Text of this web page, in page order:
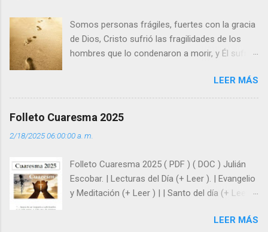
s
Somos personas frágiles, fuertes con la gracia
de Dios, Cristo sufrió las fragilidades de los
hombres que lo condenaron a morir, y Él sufrió
enseña Jesucristo? Que, si seguimos sus
huellas, sin ser superhombres, podemos
siempre está pendiente de nosotros. Amar es
y protegidos por nosotros. “ Señor, soy un
árbol sin frutos, pero tú me das la savia para
que al menos mis ramas y hojas den sombra
super hombre? - ¿Superas tu fragilidad con la
LEER MÁS
Folleto Cuaresma 2025
2/18/2025 06:00:00 a. m.
Folleto Cuaresma 2025 ( PDF ) ( DOC ) Julián
Escobar. | Lecturas del Día (+ Leer ). | Evangelio
y Meditación (+ Leer ) | | Santo del día (+ Leer )
LEER MÁS